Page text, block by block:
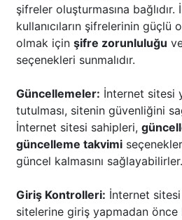
şifreler oluşturmasına
kullanıcıların şifrelerinin güçlü
olmak için şifre zorunluluğu
seçenekleri sunmalıdır.
Güncellemeler: İnternet sitesi
tutulması, sitenin güvenliğini
İnternet sitesi sahipleri,
güncelleme takvimi
güncel kalmasını sağlayabilirler.
Giriş Kontrolleri: İnternet sitesi
sitelerine giriş yapmadan önce